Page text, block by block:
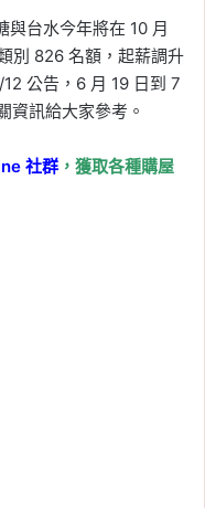
與台水今年將在 10 月
別 826 名額，起薪調升
公告，6 月 19 日到 7
資訊給大家參考。
社群 ，獲取各種購屋